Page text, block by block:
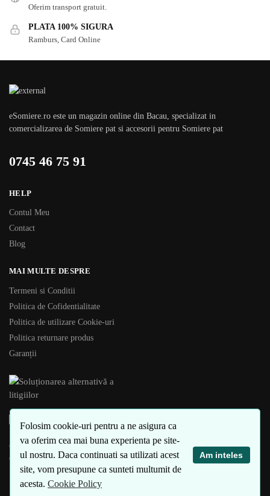
Folosim cookie-uri pentru a ne asigura ca
va oferim cea mai buna experienta pe site-
ul nostru. Daca continuati sa utilizati acest
site, vom presupune ca sunteti multumit de
acesta. Cookie Policy
Am inteles
Oferim transport gratuit.
PLATA 100% SIGURA
Ramburs, Card Online
eSomiere.ro este un magazin online din Bacau, specializat in
comercializarea de Somiere pat si accesorii pentru Somiere pat
0745 46 75 91
HELP
Contul Meu
Contact
Blog
MAI MULTE DESPRE
Termeni si Conditii
Politica de Cofidentialitate
Politica de utilizare Cookie-uri
Politica returnare produs
Garanții
© eSomiere 2018 – 2024
Optimizare SEO